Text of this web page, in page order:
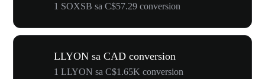
1 SOXSB sa C$57.29 conversion
LLYON sa CAD conversion
1 LLYON sa C$1.65K conversion